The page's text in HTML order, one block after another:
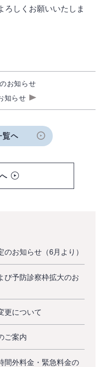
ろしくお願いいたしま
お知らせ
知らせ
覧へ
のお知らせ（6月より）
び予防診察枠拡大のお
更について
ご案内
間外料金・緊急料金の